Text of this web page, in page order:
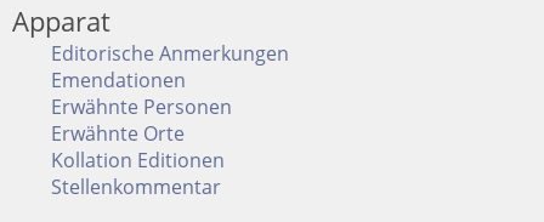
Apparat
Editorische Anmerkungen
Emendationen
Erwähnte Personen
Erwähnte Orte
Kollation Editionen
Stellenkommentar